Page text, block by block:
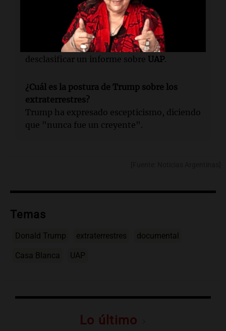
información sobre extraterrestres.
¿Qué relación tiene Trump con los UAP?
Trump aprobó una medida en 2020 para
desclasificar un informe sobre UAP.
¿Cuál es la postura de Trump sobre los
extraterrestres?
Trump ha expresado escepticismo, diciendo
que "nunca fue un creyente".
Temas
Donald Trump extraterrestres documental
Casa Blanca UAP
Lo último